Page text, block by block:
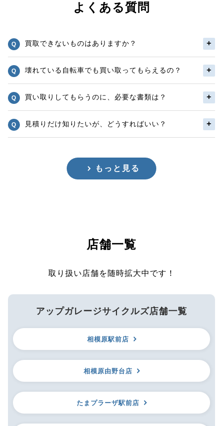
よくある質問
買取できないものはありますか？
壊れている自転車でも買い取ってもらえるの？
買い取りしてもらうのに、必要な書類は？
見積りだけ知りたいが、どうすればいい？
もっと見る
店舗一覧
取り扱い店舗を随時拡大中です！
アップガレージサイクルズ店舗一覧
相模原駅前店
相模原由野台店
たまプラーザ駅前店